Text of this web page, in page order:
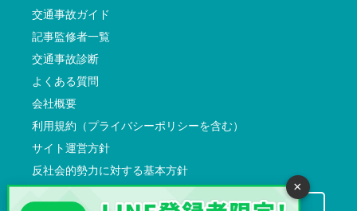
交通事故ガイド
記事監修者一覧
交通事故診断
よくある質問
会社概要
利用規約（プライバシーポリシーを含む）
サイト運営方針
反社会的勢力に対する基本方針
交通事故病院サーチに掲載希望の先生方へ
×